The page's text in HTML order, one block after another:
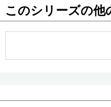
このシリーズの他